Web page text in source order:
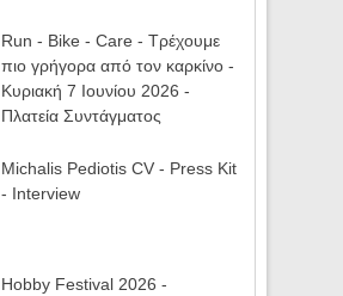
Run - Bike - Care - Τρέχουμε
πιο γρήγορα από τον καρκίνο -
Κυριακή 7 Ιουνίου 2026 -
Πλατεία Συντάγματος
Michalis Pediotis CV - Press Kit
- Interview
Hobby Festival 2026 -